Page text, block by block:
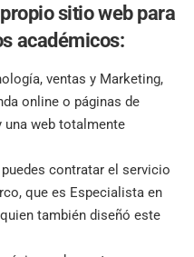
sitio web para
académicos:
, ventas y Marketing,
online o páginas de
una web totalmente
contratar el servicio
que es Especialista en
también diseñó este